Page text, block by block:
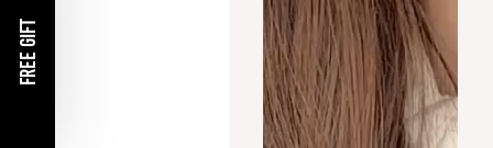
FREE GIFT